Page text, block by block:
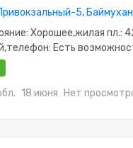
5,
Хорошее,жилая пл.:
Есть
Рядом охраняемая
18 июня Нет